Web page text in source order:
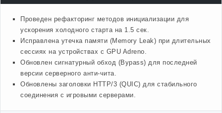
Проведен рефакторинг методов инициализации для
ускорения холодного старта на 1.5 сек.
Исправлена утечка памяти (Memory Leak) при длительных
сессиях на устройствах с GPU Adreno.
Обновлен сигнатурный обход (Bypass) для последней
версии серверного анти-чита.
Обновлены заголовки HTTP/3 (QUIC) для стабильного
соединения с игровыми серверами.